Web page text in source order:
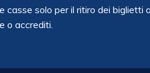
casse solo per il ritiro dei biglietti
o accrediti.